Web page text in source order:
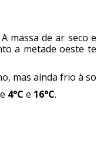
massa de ar
a metade oeste
mas ainda frio à
4°C e 16°C.